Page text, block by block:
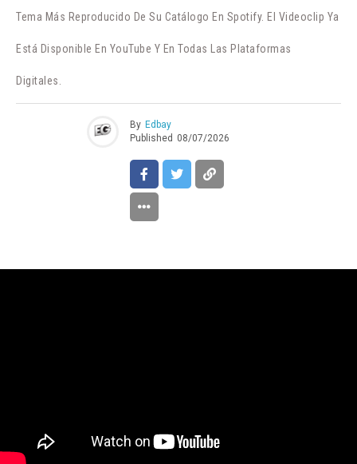
Tema Más Reproducido De Su Catálogo En Spotify. El Videoclip Ya
Está Disponible En YouTube Y En Todas Las Plataformas
Digitales.
By Edbay
Published 08/07/2026